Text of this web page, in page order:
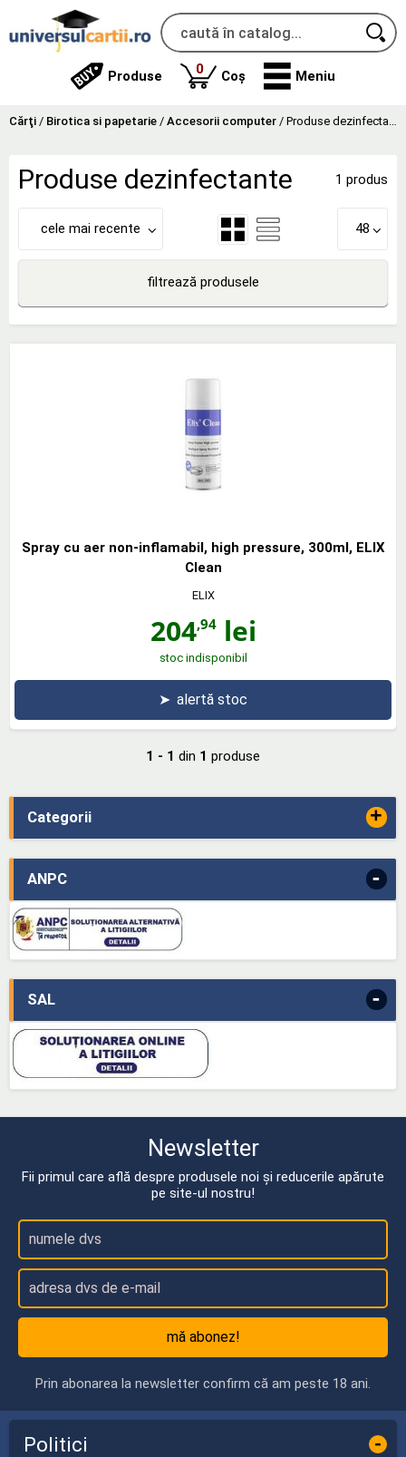
Produse 0produse
Coș Meniu
Cărţi / Birotica si papetarie / Accesorii computer / Produse dezinfectante
Categorii +
ANPC -
SAL -
Produse dezinfectante 1 produs
cele mai recente 48
filtrează produsele
Spray cu aer non-inflamabil, high pressure, 300ml, ELIX
Clean
ELIX
204,94lei
stoc indisponibil
➤ alertă stoc
1 - 1 din 1 produse
Newsletter
Fii primul care află despre produsele noi și reducerile apărute
pe site-ul nostru!
mă abonez!
Prin abonarea la newsletter confirm că am peste 18 ani.
Politici -